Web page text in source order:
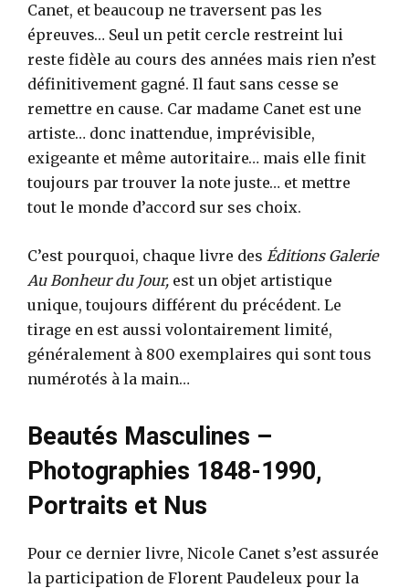
Canet, et beaucoup ne traversent pas les
épreuves… Seul un petit cercle restreint lui
reste fidèle au cours des années mais rien n’est
définitivement gagné. Il faut sans cesse se
remettre en cause. Car madame Canet est une
artiste… donc inattendue, imprévisible,
exigeante et même autoritaire… mais elle finit
toujours par trouver la note juste… et mettre
tout le monde d’accord sur ses choix.
C’est pourquoi, chaque livre des Éditions Galerie
Au Bonheur du Jour, est un objet artistique
unique, toujours différent du précédent. Le
tirage en est aussi volontairement limité,
généralement à 800 exemplaires qui sont tous
numérotés à la main…
Beautés Masculines –
Photographies 1848-1990,
Portraits et Nus
Pour ce dernier livre, Nicole Canet s’est assurée
la participation de Florent Paudeleux pour la